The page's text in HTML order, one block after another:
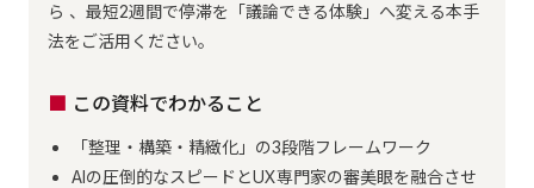
ら 、最短2週間で停滞を「議論できる体験」へ変える本手
法をご活用ください。
この資料でわかること
「整理・構築・精緻化」の3段階フレームワーク
AIの圧倒的なスピードとUX専門家の審美眼を融合させ